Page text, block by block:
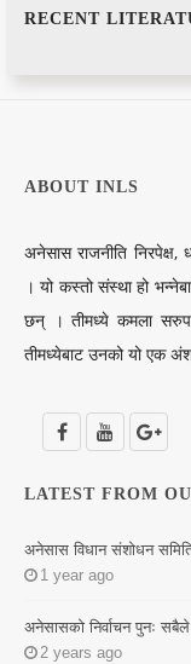
RECENT
ABOUT INLS
अनेसास राजनीति निरपेक्ष,
। यो कस्तो संस्था हो
छन् । तीमध्ये कमला
तीमध्येबाट उनको यो एक
LATEST FROM
अनेसास विधान संशोधन
1 year ago
अनेसासको निर्वाचन पुनः सबैले
2 years ago